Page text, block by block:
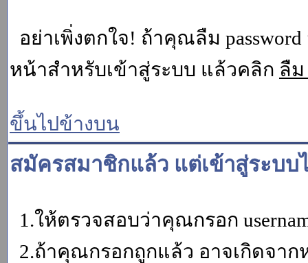
อย่าเพิ่งตกใจ! ถ้าคุณลืม
หน้าสำหรับเข้าสู่ระบบ แล้วคลิก ลืม
ขึ้นไปข้างบน
สมัครสมาชิกแล้ว แต่เข้าสู่ระบบ
1.ให้ตรวจสอบว่าคุณกรอก
2.ถ้าคุณกรอกถูกแล้ว อาจเกิดจาก